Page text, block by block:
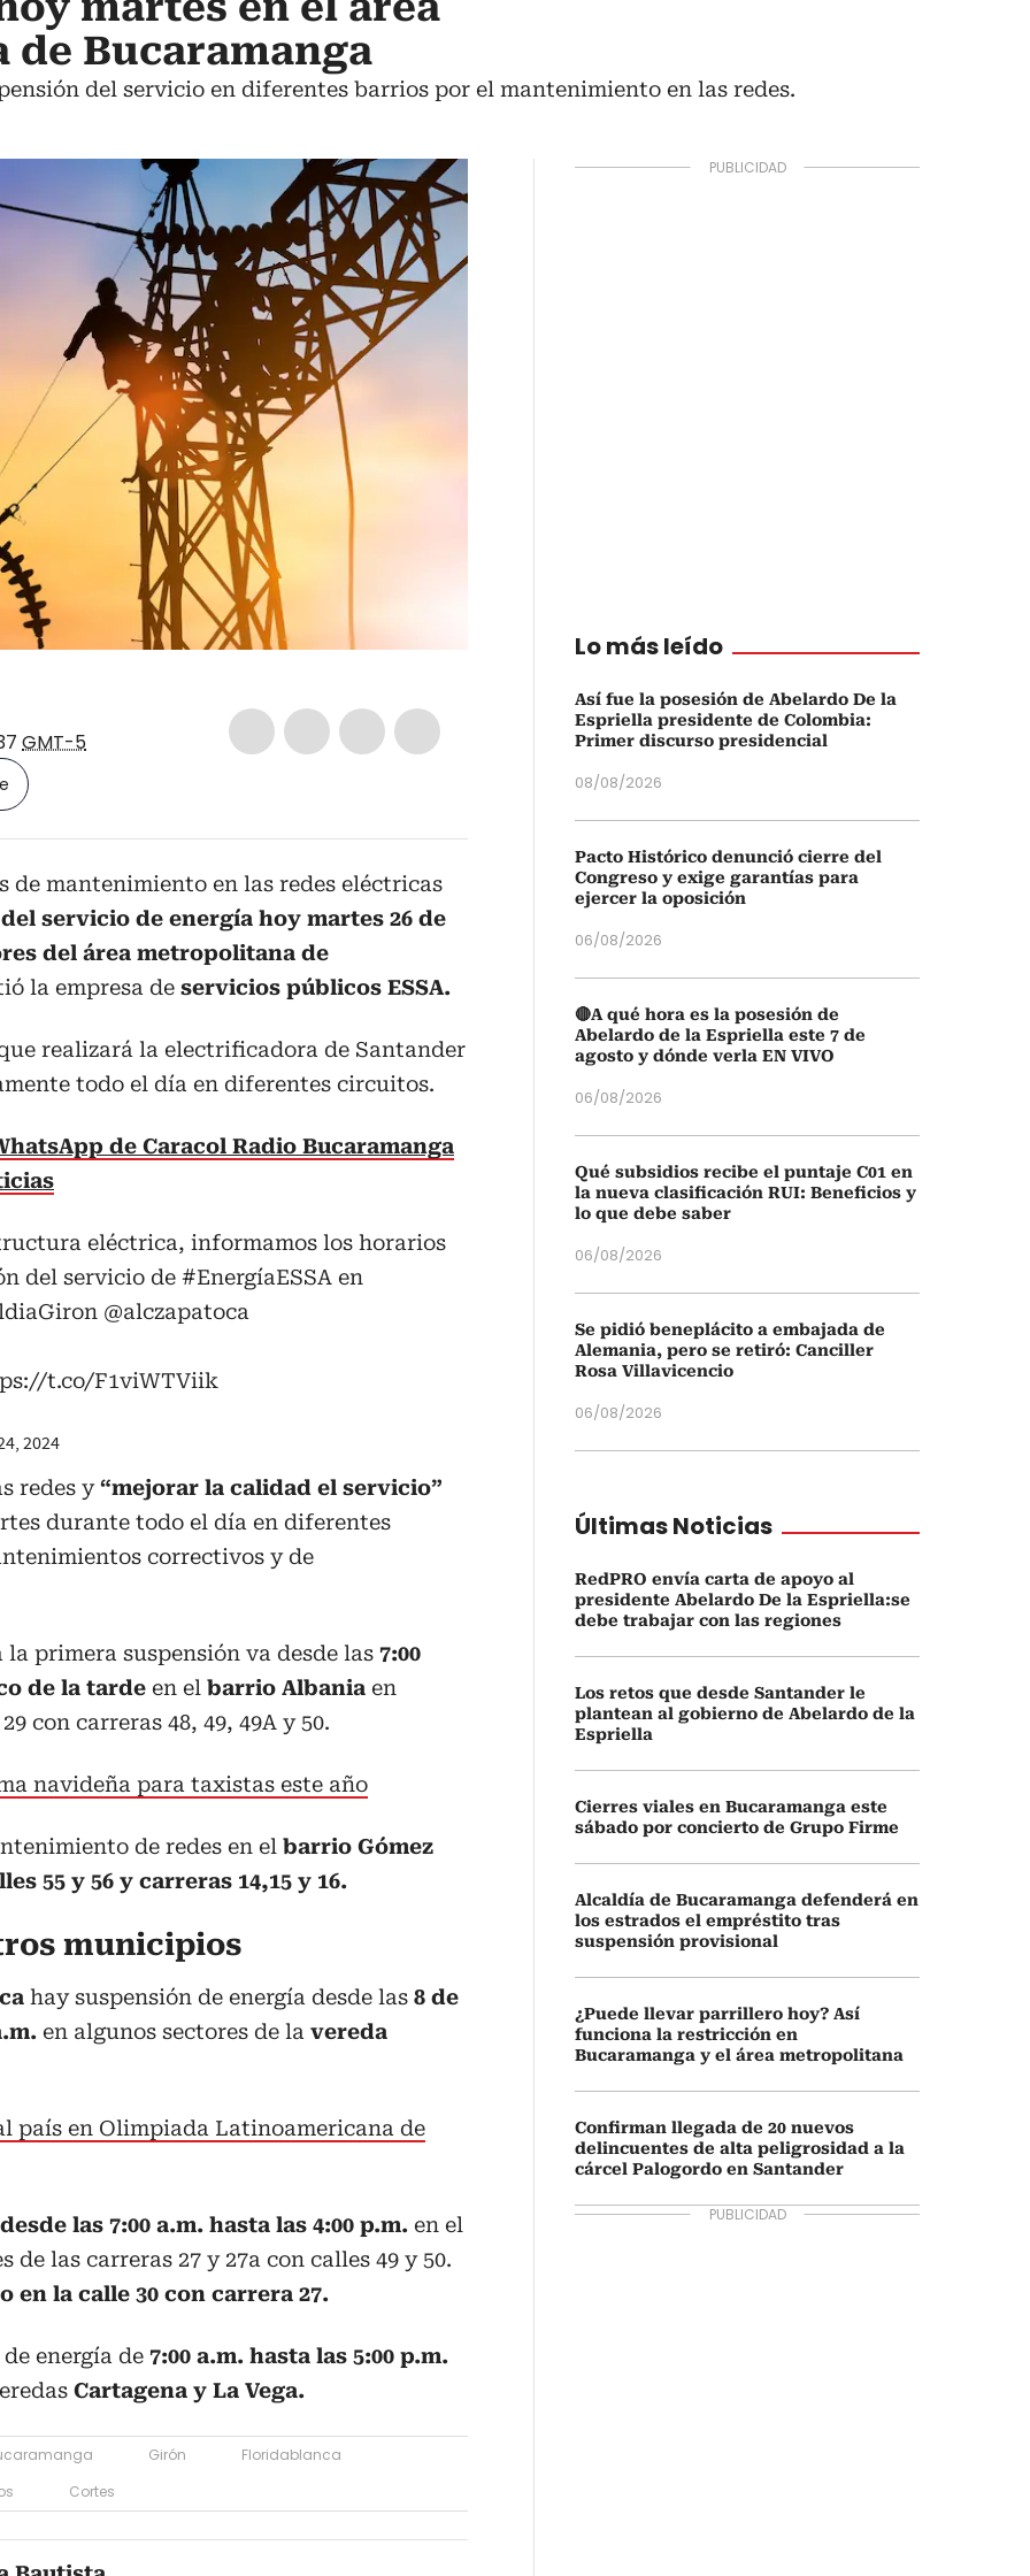
Bucaramanga
del servicio en diferentes barrios por el mantenimiento en las redes.
GMT-5
de mantenimiento en las redes eléctricas
servicio de energía hoy martes 26 de
del área metropolitana de
la empresa de servicios públicos ESSA.
realizará la electrificadora de Santander
todo el día en diferentes circuitos.
de Caracol Radio Bucaramanga
eléctrica, informamos los horarios
del servicio de #EnergíaESSA en
@alczapatoca
t.co/F1viWTViik
2024
redes y“mejorar la calidad el servicio”
durante todo el día en diferentes
correctivos y de
primera suspensión va desde las 7:00
de la tarde en el barrio Albania en
con carreras 48, 49, 49A y 50.
navideña para taxistas este año
de redes en el barrio Gómez
55 y 56 y carreras 14,15 y 16.
municipios
hay suspensión de energía desde las 8 de
en algunos sectores de la vereda
país en Olimpiada Latinoamericana de
las 7:00 a.m. hasta las 4:00 p.m. en el
de las carreras 27 y 27a con calles 49 y 50.
en la calle 30 con carrera 27.
energía de 7:00 a.m. hasta las 5:00 p.m.
Cartagena y La Vega.
Girón
Floridablanca
Cortes
Lo más leído
Así fue la posesión de Abelardo De la
Espriella presidente de Colombia:
Primer discurso presidencial
08/08/2026
Pacto Histórico denunció cierre del
Congreso y exige garantías para
ejercer la oposición
06/08/2026
🔴A qué hora es la posesión de
Abelardo de la Espriella este 7 de
agosto y dónde verla EN VIVO
06/08/2026
Qué subsidios recibe el puntaje C01 en
la nueva clasificación RUI: Beneficios y
lo que debe saber
06/08/2026
Se pidió beneplácito a embajada de
Alemania, pero se retiró: Canciller
Rosa Villavicencio
06/08/2026
Últimas Noticias
RedPRO envía carta de apoyo al
presidente Abelardo De la Espriella:se
debe trabajar con las regiones
Los retos que desde Santander le
plantean al gobierno de Abelardo de la
Espriella
Cierres viales en Bucaramanga este
sábado por concierto de Grupo Firme
Alcaldía de Bucaramanga defenderá en
los estrados el empréstito tras
suspensión provisional
¿Puede llevar parrillero hoy? Así
funciona la restricción en
Bucaramanga y el área metropolitana
Confirman llegada de 20 nuevos
delincuentes de alta peligrosidad a la
cárcel Palogordo en Santander